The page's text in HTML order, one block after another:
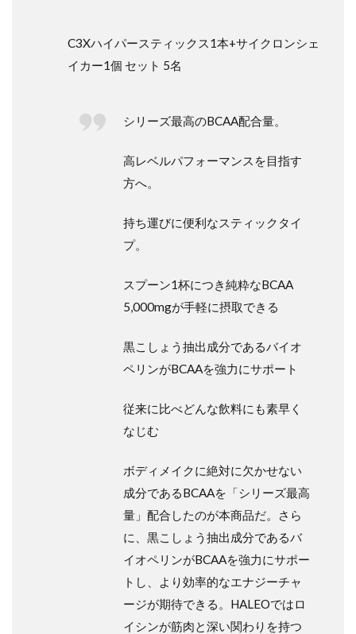
C3Xハイパースティックス1本+サイクロンシェ
イカー1個 セット 5名
シリーズ最高のBCAA配合量。
高レベルパフォーマンスを目指す
方へ。
持ち運びに便利なスティックタイ
プ。
スプーン1杯につき純粋なBCAA
5,000mgが手軽に摂取できる
黒こしょう抽出成分であるバイオ
ペリンがBCAAを強力にサポート
従来に比べどんな飲料にも素早く
なじむ
ボディメイクに絶対に欠かせない
成分であるBCAAを「シリーズ最高
量」配合したのが本商品だ。さら
に、黒こしょう抽出成分であるバ
イオペリンがBCAAを強力にサポー
トし、より効率的なエナジーチャ
ージが期待できる。HALEOではロ
イシンが筋肉と深い関わりを持つ